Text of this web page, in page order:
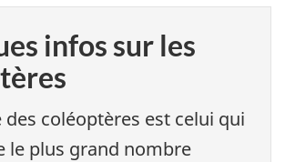
infos sur les
des coléoptères est celui qui
le plus grand nombre